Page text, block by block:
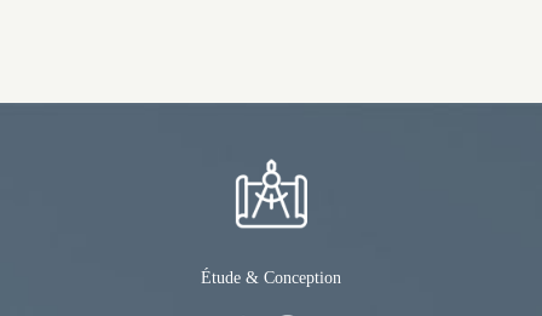
Étude & Conception